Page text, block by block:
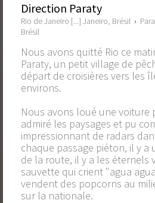
Direction Paraty
Rio de Janeiro [...] Janeiro, Brésil ›
Brésil
Nous avons quitté Rio ce
Paraty, un petit village de
départ de croisières vers les
environs.
Nous avons loué une voiture
admiré les paysages et pu
impressionnant de radars
chaque passage piéton, il y a
de la route, il y a les éternels
sauvette qui crient "agua
vendent des popcorns au
sur la nationale.